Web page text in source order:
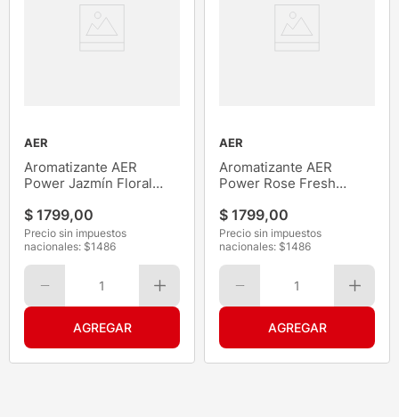
AER
Aromatizante AER
Power Jazmín Floral
$ 1799,00
Precio sin impuestos
nacionales: $1486
1
AER
Aromatizante AER
Power Rose Fresh
$ 1799,00
Precio sin impuestos
nacionales: $1486
1